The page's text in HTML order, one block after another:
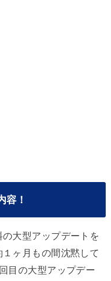
容！
大型アップデートを
ヶ月もの間沈黙して
目の大型アップデー